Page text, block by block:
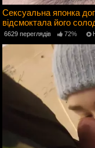
Сексуальна японка
відсмоктала його
6629 переглядів 72%